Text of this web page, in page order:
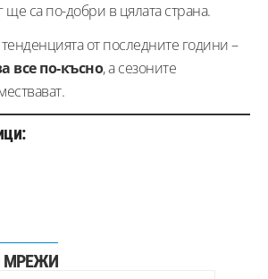
ще са по-добри в цялата страна.
от последните години –
все по-късно, а сезоните
МРЕЖИ